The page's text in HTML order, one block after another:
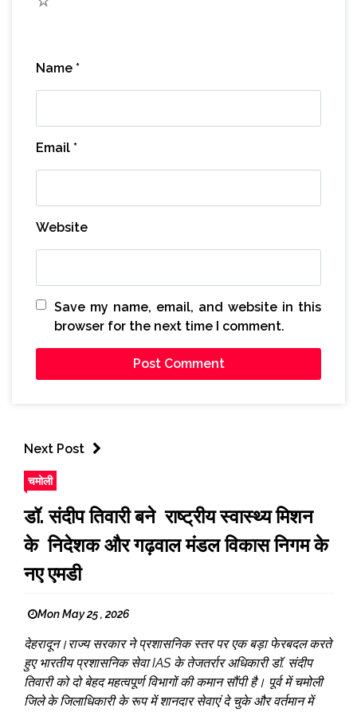
Name *
Email *
Website
Save my name, email, and website in this
browser for the next time I comment.
Next Post
चमोली
डॉ. संदीप तिवारी बने राष्ट्रीय स्वास्थ्य मिशन
के निदेशक और गढ़वाल मंडल विकास निगम के
नए एमडी
Mon May 25 , 2026
देहरादून।राज्य सरकार ने प्रशासनिक स्तर पर एक बड़ा फेरबदल करते
हुए भारतीय प्रशासनिक सेवा IAS के तेजतर्रार अधिकारी डॉ. संदीप
तिवारी को दो बेहद महत्वपूर्ण विभागों की कमान सौंपी है। पूर्व में चमोली
जिले के जिलाधिकारी के रूप में शानदार सेवाएं दे चुके और वर्तमान में